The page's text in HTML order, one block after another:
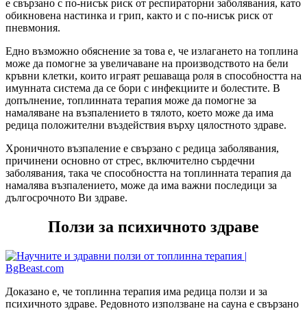
е свързано с по-нисък риск от респираторни заболявания, като
обикновена настинка и грип, както и с по-нисък риск от
пневмония.
Едно възможно обяснение за това е, че излагането на топлина
може да помогне за увеличаване на производството на бели
кръвни клетки, които играят решаваща роля в способността на
имунната система да се бори с инфекциите и болестите. В
допълнение, топлинната терапия може да помогне за
намаляване на възпалението в тялото, което може да има
редица положителни въздействия върху цялостното здраве.
Хроничното възпаление е свързано с редица заболявания,
причинени основно от стрес, включително сърдечни
заболявания, така че способността на топлинната терапия да
намалява възпалението, може да има важни последици за
дългосрочното Ви здраве.
Ползи за психичното здраве
Доказано е, че топлинна терапия има редица ползи и за
психичното здраве. Редовното използване на сауна е свързано